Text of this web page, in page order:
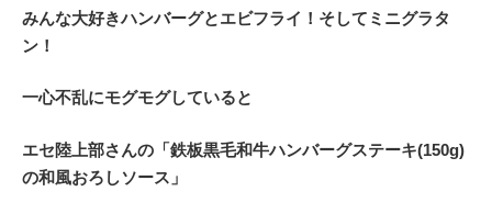
みんな大好きハンバーグとエビフライ！そしてミニグラタ
ン！
一心不乱にモグモグしていると
エセ陸上部さんの「鉄板黒毛和牛ハンバーグステーキ(150g)
の和風おろしソース」